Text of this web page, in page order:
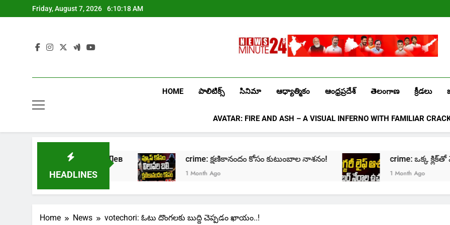
to
Friday, August 7, 2026 6:10:19 AM
2025
Newsminute24
HOME పాలిటిక్స్ సినిమా ఆధ్యాత్మికం ఆంధ్రప్రదేశ్ తెలంగాణ క్రీడలు
AVATAR: FIRE AND ASH – A VISUAL INFERNO WITH FAMILIAR
HEADLINES
crime: క్షణికానందం కోసం కుటుంబాల నాశనం!
1 Month Ago
crime: ఒక్క క్లిక్‌తో మొదలై… జీవితాన్ని
1 Month Ago
Home News votechori: ఓటు దొంగలకు బుద్ది చెప్పడం ఖాయం..!